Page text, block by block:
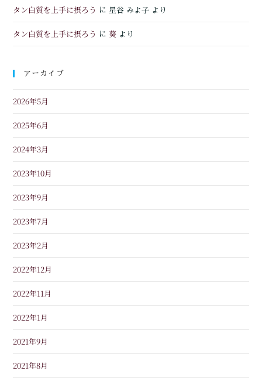
タン白質を上手に摂ろう に 星谷 みよ子 より
タン白質を上手に摂ろう に葵 より
アーカイブ
2026年5月
2025年6月
2024年3月
2023年10月
2023年9月
2023年7月
2023年2月
2022年12月
2022年11月
2022年1月
2021年9月
2021年8月